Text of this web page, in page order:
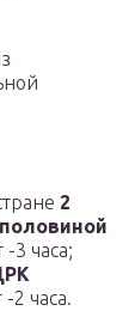
2
3 часа;
2 часа.